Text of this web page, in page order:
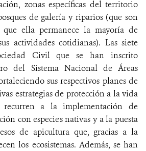
zonas específicas del territorio
de galería y riparios (que son
que ella permanece la mayoría de
actividades cotidianas). Las siete
Civil que se han inscrito
del Sistema Nacional de Áreas
sus respectivos planes de
estrategias de protección a la vida
recurren a la implementación de
con especies nativas y a la puesta
de apicultura que, gracias a la
los ecosistemas. Además, se han